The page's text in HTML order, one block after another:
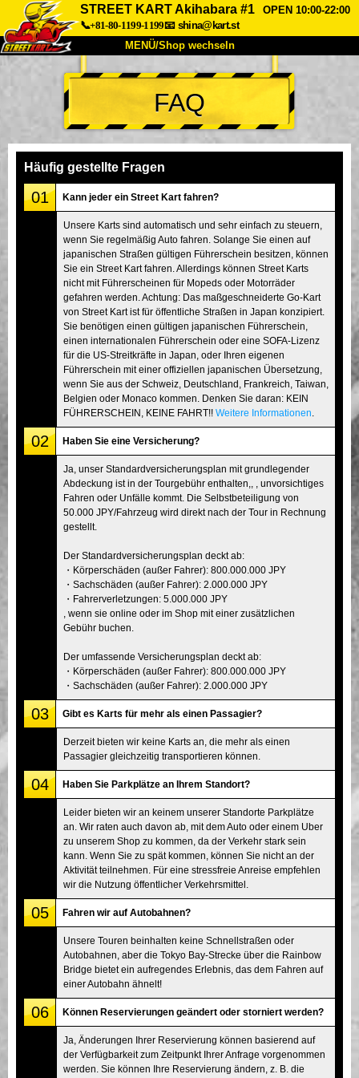
STREET KART Akihabara #1
OPEN 10:00-22:00
📞+81-80-1199-1199📧 shina@kart.st
MENÜ/Shop wechseln
START
Über uns Spezifikationen Preise
Bewertungen
Unternehmen
Tokio Shinagawa Tokio Akihabara#1
Tokio Akihabara#2 Tokio Shibuya
Tokio Shibuya Annex Tokio Bucht
Tokio Asakusa Osaka
Okinawa
FAQ
Häufig gestellte Fragen
01 Kann jeder ein Street Kart fahren?
Unsere Karts sind automatisch und sehr einfach zu steuern,
wenn Sie regelmäßig Auto fahren. Solange Sie einen auf
japanischen Straßen gültigen Führerschein besitzen, können
Sie ein Street Kart fahren. Allerdings können Street Karts
nicht mit Führerscheinen für Mopeds oder Motorräder
gefahren werden. Achtung: Das maßgeschneiderte Go-Kart
von Street Kart ist für öffentliche Straßen in Japan konzipiert.
Sie benötigen einen gültigen japanischen Führerschein,
einen internationalen Führerschein oder eine SOFA-Lizenz
für die US-Streitkräfte in Japan, oder Ihren eigenen
Führerschein mit einer offiziellen japanischen Übersetzung,
wenn Sie aus der Schweiz, Deutschland, Frankreich, Taiwan,
Belgien oder Monaco kommen. Denken Sie daran: KEIN
FÜHRERSCHEIN, KEINE FAHRT!! Weitere Informationen
02 Haben Sie eine Versicherung?
Ja, unser Standardversicherungsplan mit grundlegender
Abdeckung ist in der Tourgebühr enthalten,, , unvorsichtiges
Fahren oder Unfälle kommt. Die Selbstbeteiligung von
50.000 JPY/Fahrzeug wird direkt nach der Tour in Rechnung
gestellt.
Der Standardversicherungsplan deckt ab:
・Körperschäden (außer Fahrer): 800.000.000 JPY
・Sachschäden (außer Fahrer): 2.000.000 JPY
・Fahrerverletzungen: 5.000.000 JPY
, wenn sie online oder im Shop mit einer zusätzlichen
Gebühr buchen.
Der umfassende Versicherungsplan deckt ab:
・Körperschäden (außer Fahrer): 800.000.000 JPY
・Sachschäden (außer Fahrer): 2.000.000 JPY
03 Gibt es Karts für mehr als einen Passagier?
Derzeit bieten wir keine Karts an, die mehr als einen
Passagier gleichzeitig transportieren können.
04 Haben Sie Parkplätze an Ihrem Standort?
Leider bieten wir an keinem unserer Standorte Parkplätze
an. Wir raten auch davon ab, mit dem Auto oder einem Uber
zu unserem Shop zu kommen, da der Verkehr stark sein
kann. Wenn Sie zu spät kommen, können Sie nicht an der
Aktivität teilnehmen. Für eine stressfreie Anreise empfehlen
wir die Nutzung öffentlicher Verkehrsmittel.
05 Fahren wir auf Autobahnen?
Unsere Touren beinhalten keine Schnellstraßen oder
Autobahnen, aber die Tokyo Bay-Strecke über die Rainbow
Bridge bietet ein aufregendes Erlebnis, das dem Fahren auf
einer Autobahn ähnelt!
06 Können Reservierungen geändert oder storniert werden?
Ja, Änderungen Ihrer Reservierung können basierend auf
der Verfügbarkeit zum Zeitpunkt Ihrer Anfrage vorgenommen
werden. Sie können Ihre Reservierung ändern, z. B. die